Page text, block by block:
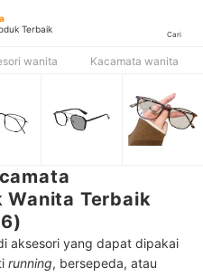
Terbaik
Cari
wanita Kacamata wanita
Wanita Terbaik
aksesori yang dapat dipakai
running, bersepeda, atau